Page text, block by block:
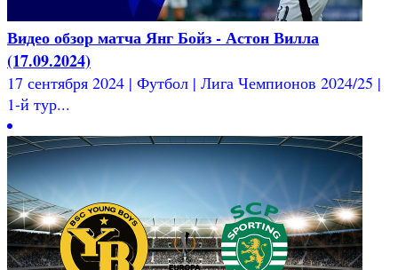
Видео обзор матча Янг Бойз - Астон Вилла
(17.09.2024)
17 сентября 2024 | Футбол | Лига Чемпионов 2024/25 |
1-й тур...